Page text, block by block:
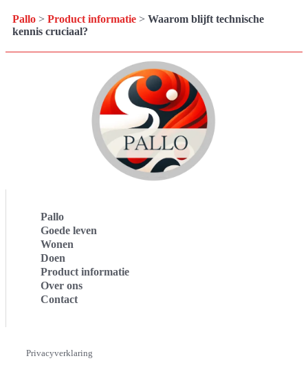
Pallo > Product informatie > Waarom blijft technische
kennis cruciaal?
Pallo
Goede leven
Wonen
Doen
Product informatie
Over ons
Contact
Privacyverklaring